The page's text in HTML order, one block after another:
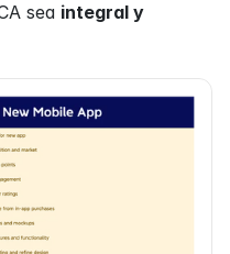
sea integral y